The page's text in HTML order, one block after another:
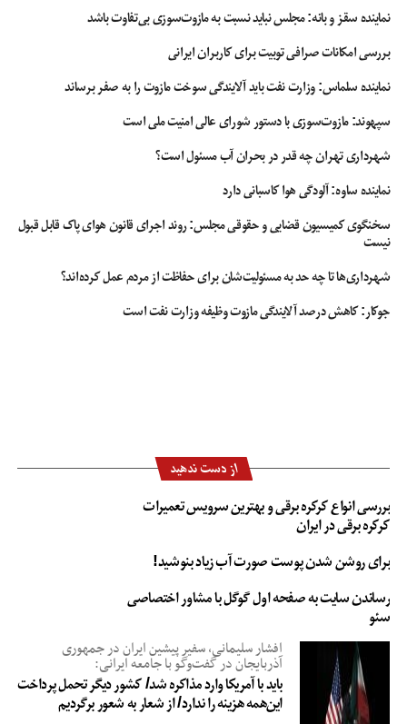
نماینده سقز و بانه: مجلس نباید نسبت به مازوت‌سوزی بی‌تفاوت باشد
بررسی امکانات صرافی توبیت برای کاربران ایرانی
نماینده سلماس: وزارت نفت باید آلایندگی سوخت مازوت را به صفر برساند
سپهوند:‌ مازوت‌سوزی با دستور شورای عالی امنیت ملی است
شهرداری تهران چه قدر در بحران آب مسئول است؟
نماینده ساوه: آلودگی هوا کاسبانی دارد
سخنگوی کمیسیون قضایی و حقوقی مجلس: روند اجرای قانون هوای پاک قابل قبول
نیست
شهرداری‌ها تا چه حد به مسئولیت‌شان برای حفاظت از مردم عمل کرده‌اند؟
جوکار: کاهش درصد آلایندگی مازوت وظیفه وزارت نفت است
از دست ندهید
بررسی انواع کرکره برقی و بهترین سرویس تعمیرات
کرکره برقی در ایران
برای روشن شدن پوست صورت آب زیاد بنوشید!
رساندن سایت به صفحه اول گوگل با مشاور اختصاصی
سئو
افشار سلیمانی، سفیر پیشین ایران در جمهوری
آذربایجان در گفت‌وگو با جامعه ایرانی:
باید با آمریکا وارد مذاکره شد/ کشور دیگر تحمل پرداخت
این‌همه هزینه را ندارد/ از شعار به شعور برگردیم